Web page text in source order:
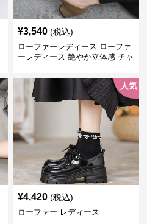
¥3,540 (税込)
ローファーレディース ローファ
ーレディース 艶やか立体感 チャ
人気
¥4,420 (税込)
ローファー レディース